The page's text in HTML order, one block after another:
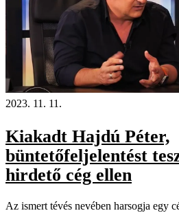
2023. 11. 11.
Kiakadt Hajdú Péter,
büntetőfeljelentést
hirdető cég ellen
Az ismert tévés nevében harsogja egy